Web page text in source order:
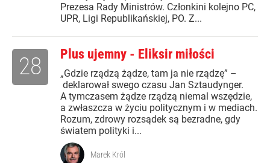
Prezesa Rady Ministrów. Członkini kolejno PC,
UPR, Ligi Republikańskiej, PO. Z...
Plus ujemny - Eliksir miłości
„Gdzie rządzą żądze, tam ja nie rządzę” –
deklarował swego czasu Jan Sztaudynger.
A tymczasem żądze rządzą niemal wszędzie,
a zwłaszcza w życiu politycznym i w mediach.
Rozum, zdrowy rozsądek są bezradne, gdy
światem polityki i...
28
Marek Król